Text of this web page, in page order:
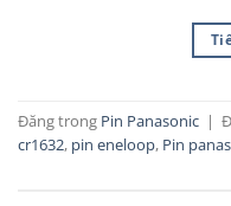
Đăng trong Pin Panasonic |
cr1632, pin eneloop, Pin